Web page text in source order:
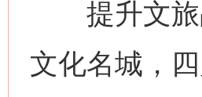
提升文旅品
文化名城，